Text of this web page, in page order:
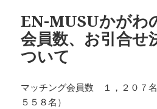
EN-MUSUかがわ
会員数、お引合せ
ついて
マッチング会員数 １，２０７
５５８名）